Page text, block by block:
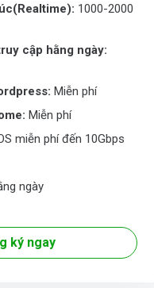
1000-2000
cập hằng ngày:
Miễn phí
Miễn phí
miễn phí đến 10Gbps
ngày
ký ngay